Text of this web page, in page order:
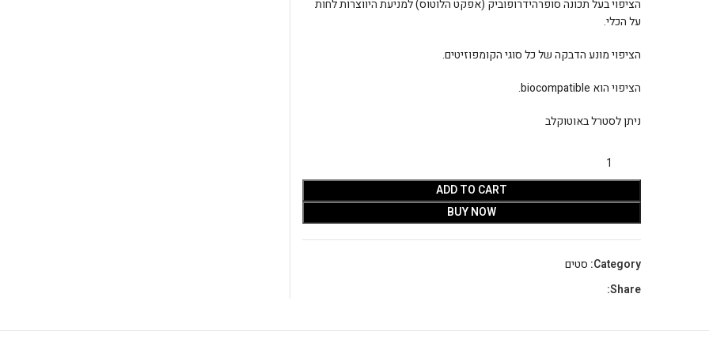
הציפוי בעל תכונה סופרהידרופוביק (אפקט הלוטוס) למניעת היווצרות לחות
על הכלי.
הציפוי מונע הדבקה של כל סוגי הקומפוזיטים.
הציפוי הוא biocompatible.
ניתן לסטרל באוטוקלב
ADD TO CART
BUY NOW
Category: סטים
Share: